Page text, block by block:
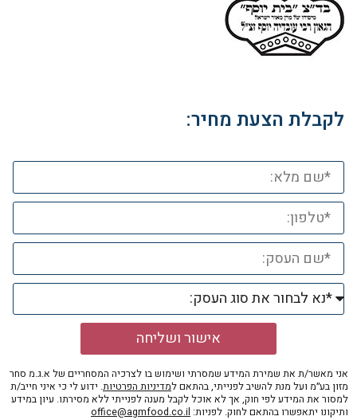
לקבלת הצעת מחיר:
אישור ושליחה
אני מאשר/ת את שמירת המידע שמסרתי ושימוש בו לצרכיה המסחריים של א.ג.מ סחר
מזון בע״מ ועל מנת להשיב לפנייתי, בהתאם למדיניות הפרטיות. ידוע לי כי איני חייב/ת
למסור את המידע לפי חוק, אך לא אוכל לקבל מענה לפנייתי ללא מסירתו. עיון במידע
ותיקונו יתאפשרו בהתאם לחוק. לפניות: office@agmfood.co.il